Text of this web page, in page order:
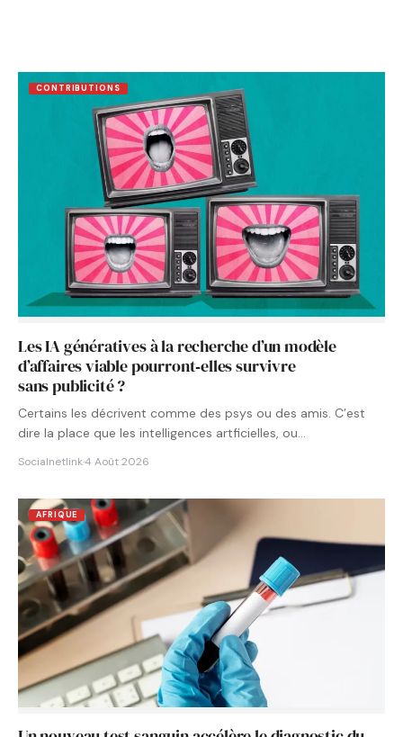
CONTRIBUTIONS
Les IA génératives à la recherche d’un modèle
d’affaires viable pourront‑elles survivre
sans publicité ?
Certains les décrivent comme des psys ou des amis. C’est
dire la place que les intelligences artficielles, ou…
Socialnetlink·4 Août 2026
AFRIQUE